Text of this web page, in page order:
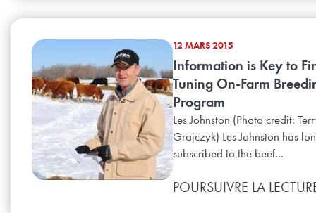
12 MARS 2015
Information is Key to
Tuning On-Farm
Program
Les Johnston (Photo credit:
Grajczyk) Les Johnston has
subscribed to the beef...
POURSUIVRE LA